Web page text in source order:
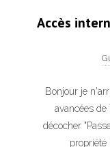
Accès
Bonjour je
avancées
décocher
propriété